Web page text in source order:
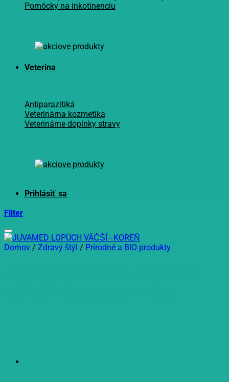
Pomôcky na inkotinenciu
Veterina
Antiparazitiká
Veterinárna kozmetika
Veterinárne doplnky stravy
Filter
Domov / Zdravý štýl / Prírodné a BIO produkty